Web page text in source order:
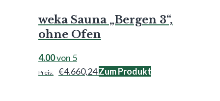
weka Sauna „Bergen 3“,
ohne Ofen
4.00von 5
€4.660,24Zum Produkt